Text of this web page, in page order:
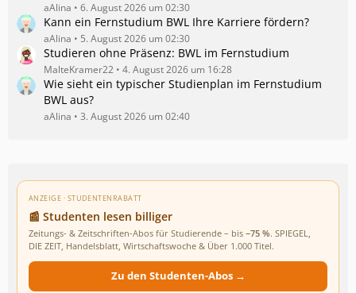
aAlina 6. August 2026 um 02:30
Kann ein Fernstudium BWL Ihre Karriere fördern?
aAlina 5. August 2026 um 02:30
Studieren ohne Präsenz: BWL im Fernstudium
MalteKramer22 4. August 2026 um 16:28
Wie sieht ein typischer Studienplan im Fernstudium
BWL aus?
aAlina 3. August 2026 um 02:40
ANZEIGE · STUDENTENRABATT
📰 Studenten lesen billiger
Zeitungs- & Zeitschriften-Abos für Studierende – bis −75 %. SPIEGEL,
DIE ZEIT, Handelsblatt, Wirtschaftswoche & Über 1.000 Titel.
Zu den Studenten-Abos →